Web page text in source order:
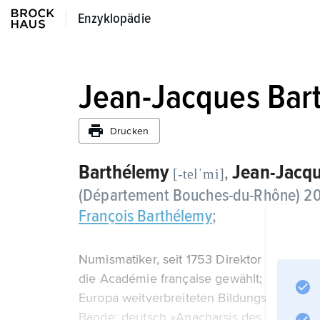
Enzyklopädie
Enzyklopädie
Jean-Jacques
Drucken
Barthélemy [-telˈmi],Jean-
(Département Bouches-du-Rhône)
François Barthélemy;
Numismatiker, seit 1753 Direktor des
die Académie française gewählt; schrieb
Europa weitverbreiteten Bildungsroman